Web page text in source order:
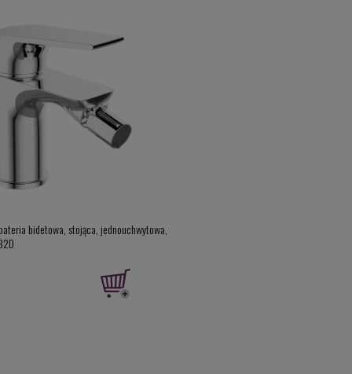
bidetowa, stojąca, jednouchwytowa,